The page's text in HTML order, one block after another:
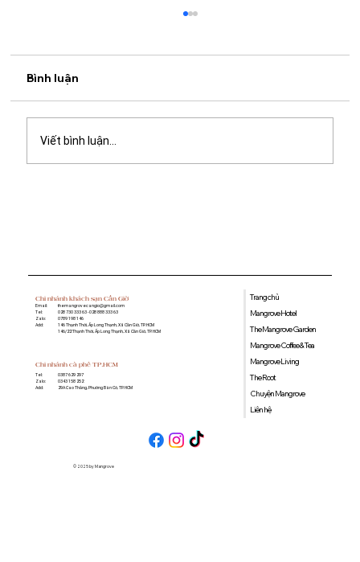
Bình luận
Viết bình luận...
Chi nhánh khách sạn Cần Giờ
Email:
Tel:
Zalo:
Add:
themangrovecangio@gmail.com
028 730 333 63 - 028 888 333 63
0789 198 146
146 Thạnh Thới, Ấp Long Thạnh, Xã Cần Giờ, TP. HCM
146/22 Thạnh Thới, Ấp Long Thạnh, Xã Cần Giờ, TP. HCM
Trang chủ
Mangrove Hotel
The Mangrove Garden
Mangrove Coffee & Tea
Mangrove Living
The Root
Chuyện Mangrove
Liên hệ
Chi nhánh cà phê TP.HCM
Tel:
Zalo:
Add:
0387 629 297
0343 158 252
29A Cao Thắng, Phường Bàn Cờ, TP. HCM
© 2025 by Mangrove